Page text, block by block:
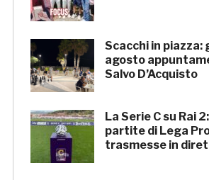
Scacchi in piazza:
agosto
Salvo D’Acquisto
La Serie C su Rai
partite di Lega
trasmesse in